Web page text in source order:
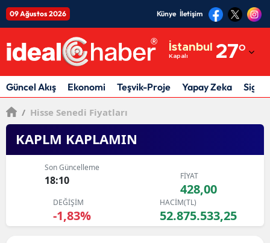
09 Ağustos 2026 Künye İletişim
İstanbul
Kapalı 27°
Adıyaman
Afyonkarahisar
Antalya
Artvin
Güncel Akış Ekonomi Teşvik-Proje Yapay Zeka
/ Hisse Senedi Fiyatları
KAPLM KAPLAMIN
Son Güncelleme
18:10 FİYAT
428,00
DEĞİŞİM
-1,83%
HACİM(TL)
52.875.533,25